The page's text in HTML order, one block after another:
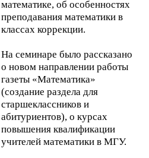
математике, об особенностях
преподавания математики в
классах коррекции.
На семинаре было рассказано
о новом направлении работы
газеты «Математика»
(создание раздела для
старшеклассников и
абитуриентов), о курсах
повышения квалификации
учителей математики в МГУ.